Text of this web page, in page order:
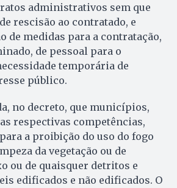
administrativos sem que
rescisão ao contratado, e
de medidas para a contratação,
de pessoal para o
temporária de
público.
no decreto, que municípios,
respectivas competências,
a proibição do uso do fogo
da vegetação ou de
ou de quaisquer detritos e
edificados e não edificados. O